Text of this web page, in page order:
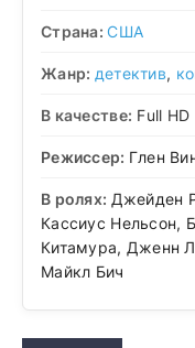
Страна:США
Жанр: детектив,
В качестве: Full HD
Режиссер: Глен
В ролях: Джейден
Кассиус Нельсон,
Китамура, Дженн
Майкл Бич